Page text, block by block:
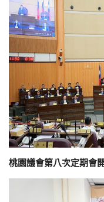
桃園議會第八次定期會